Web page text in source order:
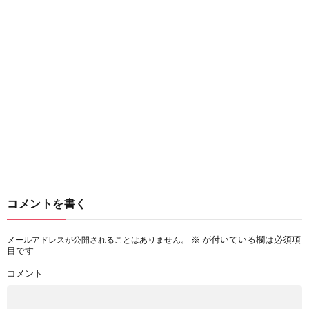
コメントを書く
メールアドレスが公開されることはありません。 ※ が付いている欄は必須項
目です
コメント